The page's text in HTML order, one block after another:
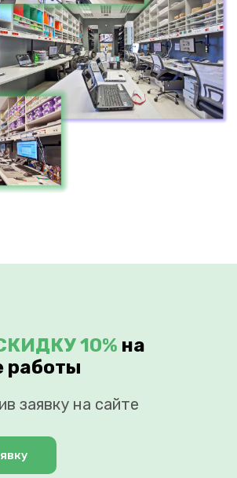
10% на
работы
заявку на сайте